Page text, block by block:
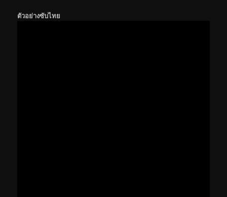
ตัวอย่างซับไทย